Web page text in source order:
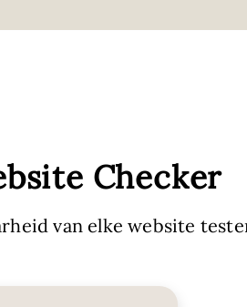
Checker
van elke website